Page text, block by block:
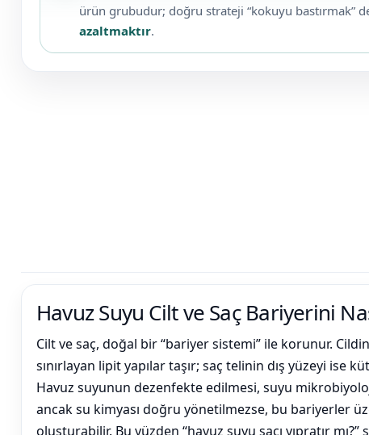
Düşürücü Toz
Gemaş Havuz
Kimyasalları
Wtr Havuz
Kimyasalları
Havuz Dozaj
Havuz Isıtma
Sistemleri
Havuz Elektrik
Panoları
ürün grubudur; doğru strateji “kokuyu bastırmak”
azaltmaktır.
Havuz Suyu Cilt ve Saç Bariyerini
Cilt ve saç, doğal bir “bariyer sistemi” ile korunur. Cildin
sınırlayan lipit yapılar taşır; saç telinin dış yüzeyi ise
Havuz suyunun dezenfekte edilmesi, suyu
ancak su kimyası doğru yönetilmezse, bu bariyerler
oluşturabilir. Bu yüzden “havuz suyu saçı yıpratır